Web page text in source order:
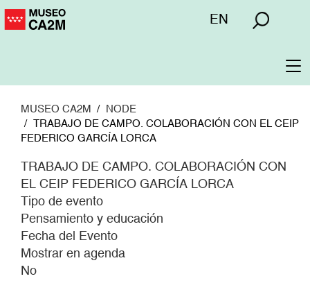
Pasar
Menú
EN
MUSEO CA2M
NODE
TRABAJO DE CAMPO. COLABORACIÓN CON EL CEIP
FEDERICO GARCÍA LORCA
TRABAJO DE CAMPO. COLABORACIÓN CON
EL CEIP FEDERICO GARCÍA LORCA
Tipo de evento
Pensamiento y educación
Fecha del Evento
Mostrar en agenda
No